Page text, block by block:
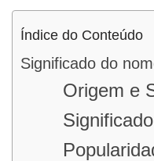
Índice do Conteúdo
Significado do
Origem e